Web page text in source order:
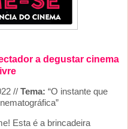
a degustar cinema
// Tema: “O instante que
Esta é a brincadeira